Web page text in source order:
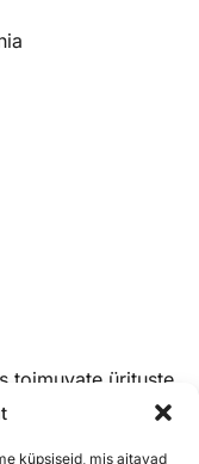
küpsiseid, mis aitavad
toimuvate ürituste,
uudiskirjaga.